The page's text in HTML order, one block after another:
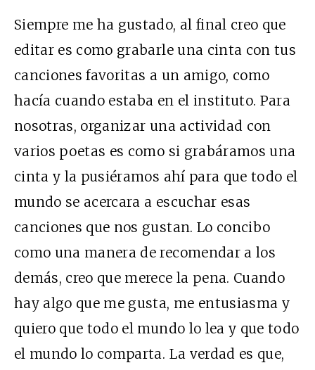
Siempre me ha gustado, al final creo que
editar es como grabarle una cinta con tus
canciones favoritas a un amigo, como
hacía cuando estaba en el instituto. Para
nosotras, organizar una actividad con
varios poetas es como si grabáramos una
cinta y la pusiéramos ahí para que todo el
mundo se acercara a escuchar esas
canciones que nos gustan. Lo concibo
como una manera de recomendar a los
demás, creo que merece la pena. Cuando
hay algo que me gusta, me entusiasma y
quiero que todo el mundo lo lea y que todo
el mundo lo comparta. La verdad es que,